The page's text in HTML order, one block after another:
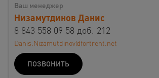
Ваш менеджер
Низамутдинов Данис
8 843 558 09 58 доб. 212
Danis.Nizamutdinov@fortrent.net
ПОЗВОНИТЬ